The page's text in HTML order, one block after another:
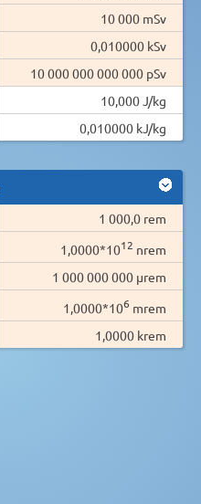
10 000 mSv
0,010000 kSv
10 000 000 000 000 pSv
10,000 J/kg
0,010000 kJ/kg
1 000,0 rem
1,0000*1012 nrem
1 000 000 000 µrem
1,0000*106 mrem
1,0000 krem